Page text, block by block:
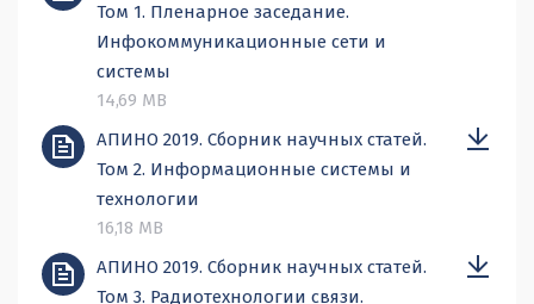
Том 1. Пленарное заседание.
Инфокоммуникационные сети и
системы
14,69 MB
АПИНО 2019. Сборник научных статей.
Том 2. Информационные системы и
технологии
16,18 MB
АПИНО 2019. Сборник научных статей.
Том 3. Радиотехнологии связи.